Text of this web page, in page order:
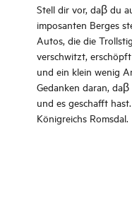
Stell dir vor, daβ du
imposanten Berges
Autos, die die
verschwitzt,
und ein klein wenig
Gedanken daran,
und es geschafft
Königreichs Romsdal.